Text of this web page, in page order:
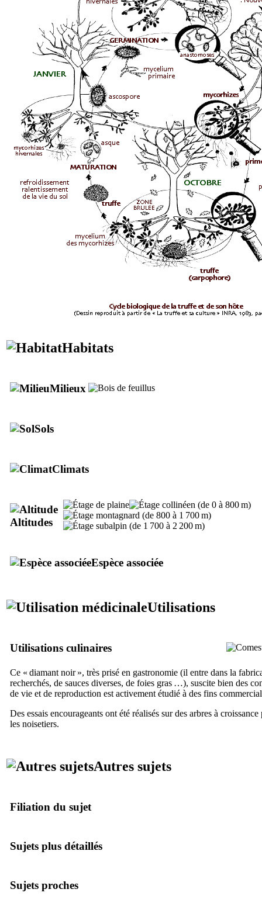
Habitats
Milieux
Sols
Climats
Altitudes
Espèce associée
Utilisations
Utilisations culinaires
Ce « diamant noir », très prisé en gastronomie (il entre dans la
recherchés, de sauces diverses, de foies gras …), suscite bien des
de vie et de reproduction est activement étudié à des fins
Des essais encourageants ont été réalisés sur des arbres à
les noisetiers.
Autres sujets
Filiation du sujet
Sujets plus détaillés
Sujets proches